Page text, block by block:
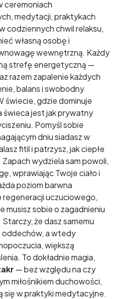
ceremoniach
medytacji, praktykach
codziennych chwil relaksu,
własną osobę i
wewnętrzną. Każdy
strefę energetyczną —
razem zapalenie każdych
balans i swobodny
świecie, gdzie dominuje
świeca jest jak prywatny
Pomyśl sobie
dniu siadasz w
fitil i patrzysz, jak ciepłe
wydziela sam powoli,
wprawiając Twoje ciało i
poziom barwna
uczuciowego,
musisz sobie o zagadnieniu
że dasz samemu
oddechów, a wtedy
większą
To dokładnie magia,
— bez względu na czy
miłośnikiem duchowości,
się w praktyki medytacyjne.